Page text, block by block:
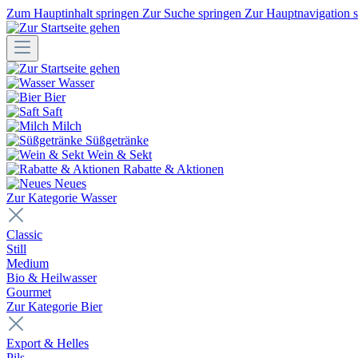
Zum Hauptinhalt springen Zur Suche springen Zur Hauptnavigation
Wasser
Bier
Saft
Milch
Süßgetränke
Wein & Sekt
Rabatte & Aktionen
Neues
Zur Kategorie Wasser
Classic
Still
Medium
Bio & Heilwasser
Gourmet
Zur Kategorie Bier
Export & Helles